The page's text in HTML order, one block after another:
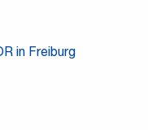
in Freiburg